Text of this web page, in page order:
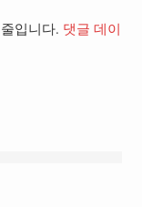
입니다. 댓글 데이